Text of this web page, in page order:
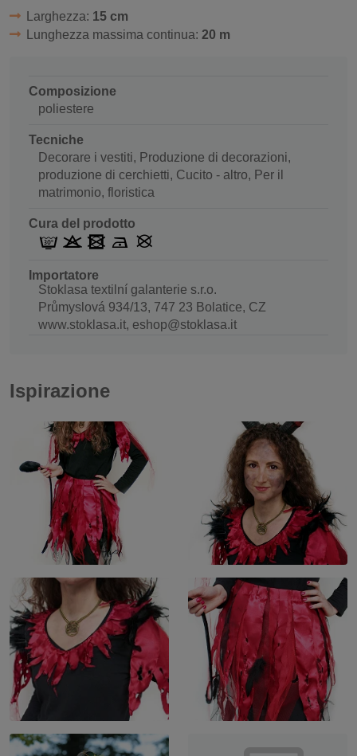
Larghezza: 15 cm
Lunghezza massima continua: 20 m
Composizione
poliestere
Tecniche
Decorare i vestiti, Produzione di decorazioni,
produzione di cerchietti, Cucito - altro, Per il
matrimonio, floristica
Cura del prodotto
Importatore
Stoklasa textilní galanterie s.r.o.
Průmyslová 934/13, 747 23 Bolatice, CZ
www.stoklasa.it, eshop@stoklasa.it
Ispirazione